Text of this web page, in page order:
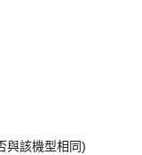
與該機型相同)